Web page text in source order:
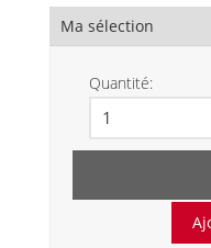
Ma sélection
Quantité: